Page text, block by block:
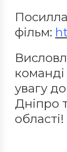
фільм:
команді
увагу
Дніпро
області!